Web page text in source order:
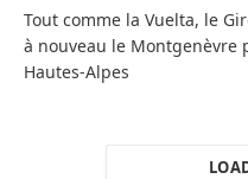
Tout comme la Vuelta, le
à nouveau le Montgenèvre
Hautes-Alpes